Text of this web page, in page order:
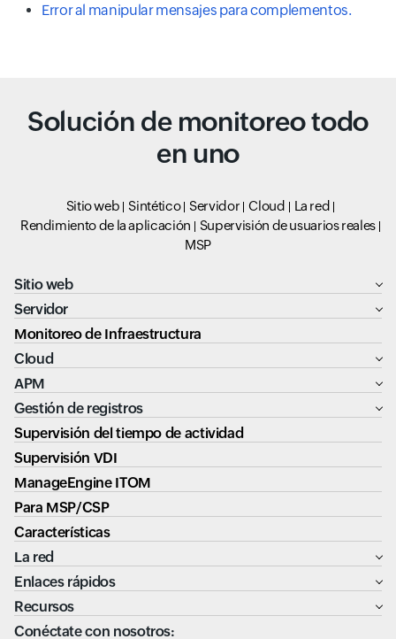
Error al manipular mensajes para complementos.
Solución de monitoreo todo
en uno
Sitio web Sintético Servidor Cloud
La red
Rendimiento de la aplicación
Supervisión de usuarios reales
MSP
Sitio web
Servidor
Monitoreo de Infraestructura
Cloud
APM
Gestión de registros
Supervisión del tiempo de actividad
Supervisión VDI
ManageEngine ITOM
Para MSP/CSP
Características
La red
Enlaces rápidos
Recursos
Conéctate con nosotros: